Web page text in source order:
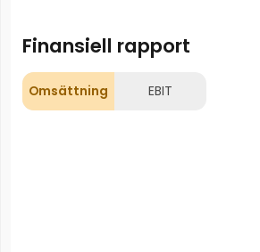
Finansiell rapport
Omsättning EBIT